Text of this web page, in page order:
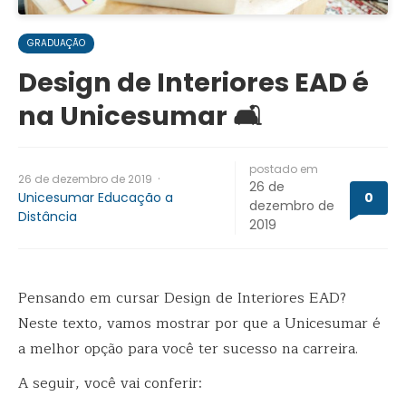
GRADUAÇÃO
Design de Interiores EAD é
na Unicesumar 🛋️
26 de dezembro de 2019 ·
Unicesumar Educação a
Distância
postado em
26 de
dezembro de
2019
0
Pensando em cursar Design de Interiores EAD?
Neste texto, vamos mostrar por que a Unicesumar é
a melhor opção para você ter sucesso na carreira.
A seguir, você vai conferir: